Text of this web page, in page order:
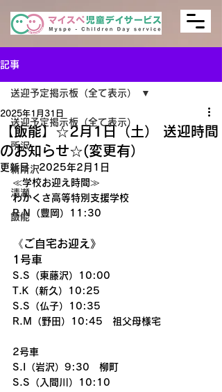
記事
送迎予定掲示板（全て表示）
所沢
新所沢
清瀬
飯能
送迎予定掲示板（全て表示）
【飯能】☆2月1日（土） 送迎時間
のお知らせ☆(変更有）
2025年1月31日
更新日：2025年2月1日
≪学校お迎え時間≫
わかくさ高等特別支援学校
R.N（豊岡）11:30
《ご自宅お迎え》
1号車
S.S（東藤沢）10:00
T.K（新久）10:25
S.S（仏子）10:35
R.M（野田）10:45　祖父母様宅
2号車
S.I（岩沢）9:30　柳町
S.S（入間川）10:10